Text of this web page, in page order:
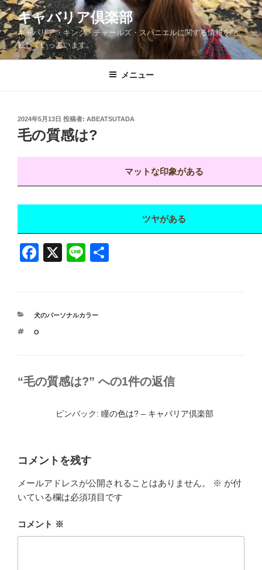
コ
ン
テ
ン
ツ
キャバリア倶楽部
キャバリア・キング・チャールズ・スパニエルに関する情報を記
載していっています。
メニュー
投
稿
日:
2024年5月13日 投稿者: ABEATSUTADA
毛の質感は?
マットな印象がある
ツヤがある
F
e
k
X
Li
カ
ゴ
犬のパーソナルカラー
タ
O
“毛の質感は?” への1件の返信
ピンバック: 瞳の色は? – キャバリア倶楽部
コメントを残す
メールアドレスが公開されることはありません。 ※ が付
いている欄は必須項目です
コメント ※